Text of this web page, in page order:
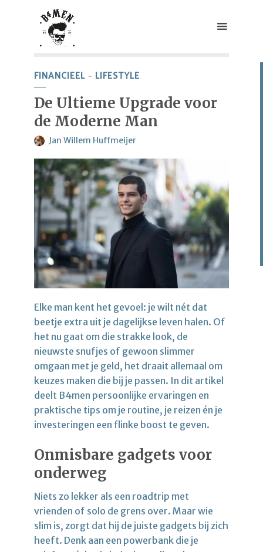
FINANCIEEL LIFESTYLE
De Ultieme Upgrade voor
de Moderne Man
Jan Willem Huffmeijer
Elke man kent het gevoel: je wilt nét dat
beetje extra uit je dagelijkse leven halen. Of
het nu gaat om die strakke look, de
nieuwste snufjes of gewoon slimmer
omgaan met je geld, het draait allemaal om
keuzes maken die bij je passen. In dit artikel
deelt B4men persoonlijke ervaringen en
praktische tips om je routine, je reizen én je
investeringen een flinke boost te geven.
Onmisbare gadgets voor
onderweg
Niets zo lekker als een roadtrip met
vrienden of solo de grens over. Maar wie
slim is, zorgt dat hij de juiste gadgets bij zich
heeft. Denk aan een powerbank die je